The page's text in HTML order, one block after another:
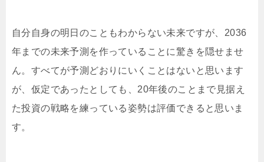
自分自身の明日のこともわからない未来ですが、2036
年までの未来予測を作っていることに驚きを隠せませ
ん。すべてが予測どおりにいくことはないと思います
が、仮定であったとしても、20年後のことまで見据え
た投資の戦略を練っている姿勢は評価できると思いま
す。